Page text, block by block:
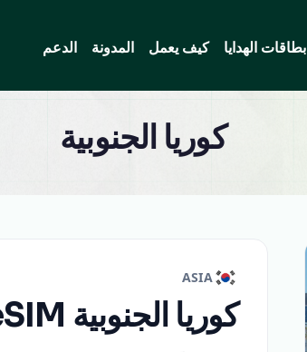
بطاقات الهدايا كيف يعمل المدونة الدعم
كوريا الجنوبية
ASIA
كوريا الجنوبية